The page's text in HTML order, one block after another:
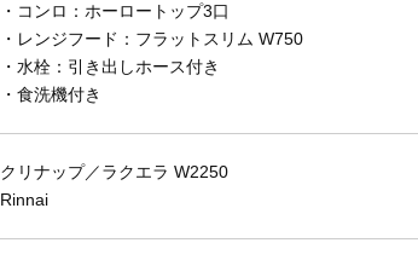
・コンロ：ホーロートップ3口
・レンジフード：フラットスリム W750
・水栓：引き出しホース付き
・食洗機付き
クリナップ／ラクエラ W2250
Rinnai